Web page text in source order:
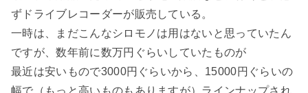
ずドライブレコーダーが販売している。
一時は、まだこんなシロモノは用はないと思っていたん
ですが、数年前に数万円ぐらいしていたものが
最近は安いもので3000円ぐらいから、15000円ぐらいの
幅で（もっと高いものもありますが）ラインナップされ